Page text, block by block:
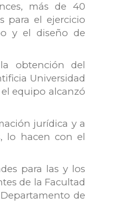
más de 40
para el ejercicio
y el diseño de
obtención del
Universidad
equipo alcanzó
jurídica y a
lo hacen con el
para las y los
de la Facultad
de